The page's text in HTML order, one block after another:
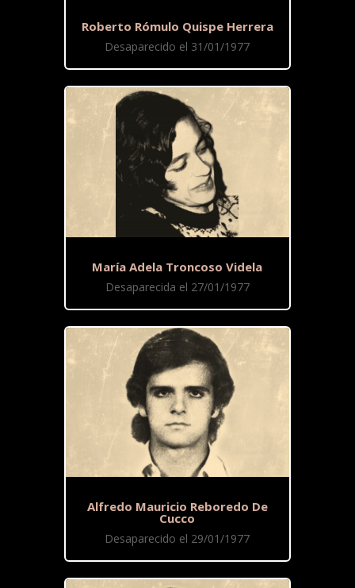
Roberto Rómulo Quispe Herrera
Desaparecido el 31/01/1977
María Adela Troncoso Videla
Desaparecida el 27/01/1977
Alfredo Mauricio Reboredo De
Cucco
Desaparecido el 29/01/1977